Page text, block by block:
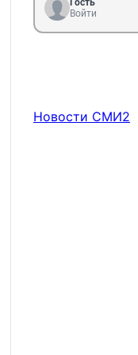
Гость
Войти
Новости СМИ2